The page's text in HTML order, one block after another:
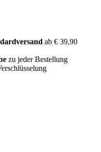
ab € 39,90
zu jeder Bestellung